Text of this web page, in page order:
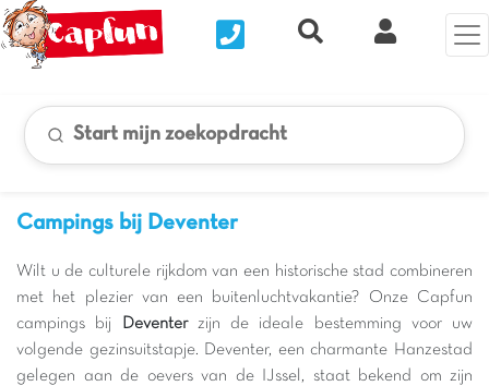
Nous contacterRecherche rapide
Mijn Clix
Start mijn zoekopdracht
Campings bij Deventer
Wilt u de culturele rijkdom van een historische stad combineren
met het plezier van een buitenluchtvakantie? Onze Capfun
campings bij
Deventerzijn de ideale bestemming voor uw
volgende gezinsuitstapje. Deventer, een charmante Hanzestad
gelegen aan de oevers van de IJssel, staat bekend om zijn